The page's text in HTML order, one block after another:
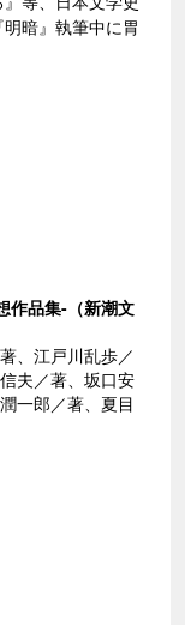
暗』執筆中に胃
作品集-（新潮文
、江戸川乱歩／
夫／著、坂口安
一郎／著、夏目